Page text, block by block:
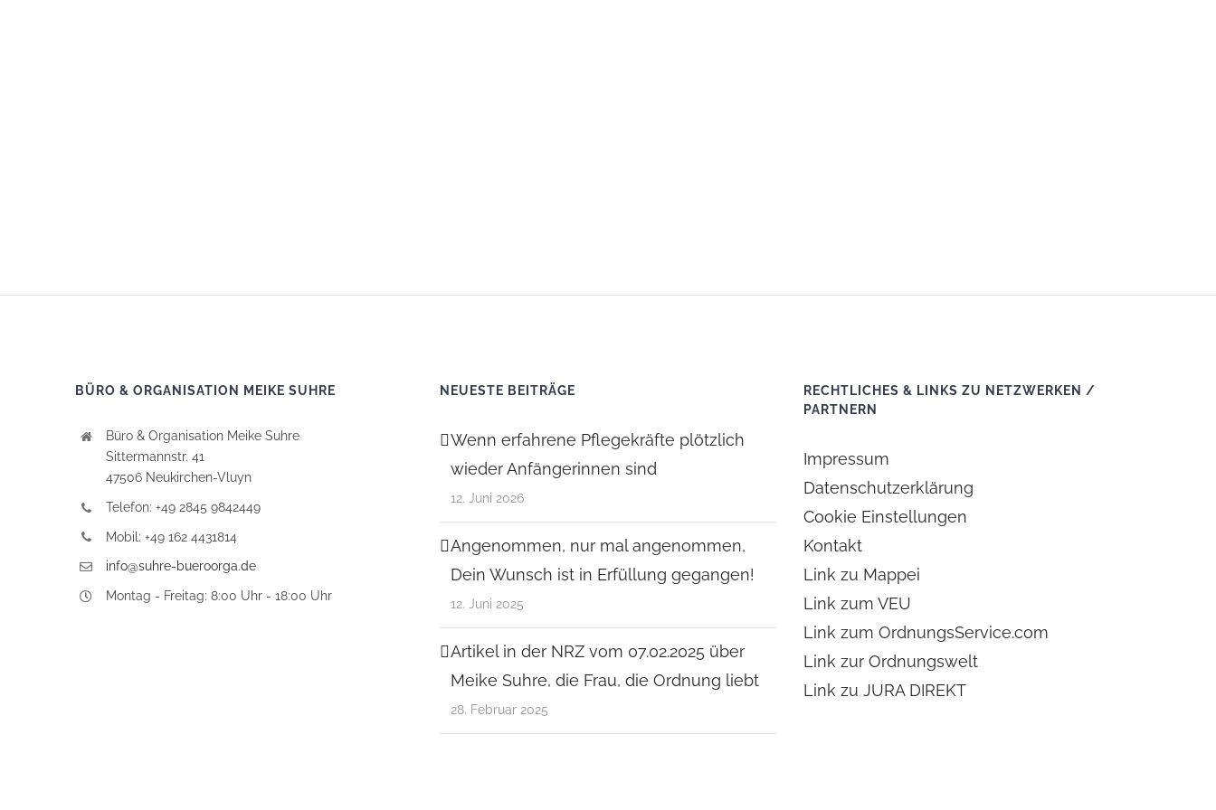
BÜRO & ORGANISATION MEIKE SUHRE
Büro & Organisation Meike Suhre
Sittermannstr. 41
47506 Neukirchen-Vluyn
Telefon: +49 2845 9842449
Mobil: +49 162 4431814
info@suhre-bueroorga.de
Montag - Freitag: 8:00 Uhr - 18:00 Uhr
NEUESTE BEITRÄGE
Wenn erfahrene Pflegekräfte plötzlich
wieder Anfängerinnen sind
12. Juni 2026
Angenommen, nur mal angenommen,
Dein Wunsch ist in Erfüllung gegangen!
12. Juni 2025
Artikel in der NRZ vom 07.02.2025 über
Meike Suhre, die Frau, die Ordnung liebt
28. Februar 2025
RECHTLICHES & LINKS ZU NETZWERKEN /
PARTNERN
Impressum
Datenschutzerklärung
Cookie Einstellungen
Kontakt
Link zu Mappei
Link zum VEU
Link zum OrdnungsService.com
Link zur Ordnungswelt
Link zu JURA DIREKT